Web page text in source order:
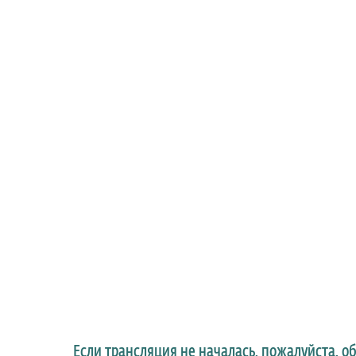
Если трансляция не началась, пожалуйста,